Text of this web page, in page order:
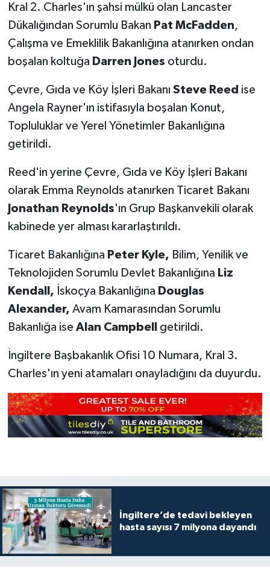
Kral 2. Charles'ın şahsi mülkü olan Lancaster
Dükalığından Sorumlu Bakan Pat McFadden,
Çalışma ve Emeklilik Bakanlığına atanırken ondan
boşalan koltuğa Darren Jones oturdu.
Çevre, Gıda ve Köy İşleri Bakanı Steve Reed ise
Angela Rayner'ın istifasıyla boşalan Konut,
Topluluklar ve Yerel Yönetimler Bakanlığına
getirildi.
Reed'in yerine Çevre, Gıda ve Köy İşleri Bakanı
olarak Emma Reynolds atanırken Ticaret Bakanı
Jonathan Reynolds'ın Grup Başkanvekili olarak
kabinede yer alması kararlaştırıldı.
Ticaret Bakanlığına Peter Kyle, Bilim, Yenilik ve
Teknolojiden Sorumlu Devlet Bakanlığına Liz
Kendall, İskoçya Bakanlığına Douglas
Alexander, Avam Kamarasından Sorumlu
Bakanlığa ise Alan Campbell getirildi.
İngiltere Başbakanlık Ofisi 10 Numara, Kral 3.
Charles'ın yeni atamaları onayladığını da duyurdu.
İngiltere’de tedavi bekleyen
hasta sayısı 7 milyona dayandı